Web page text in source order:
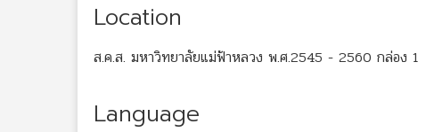
Location
ส.ค.ส. มหาวิทยาลัยแม่ฟ้าหลวง พ.ศ.2545 - 2560 กล่อง 1
Language